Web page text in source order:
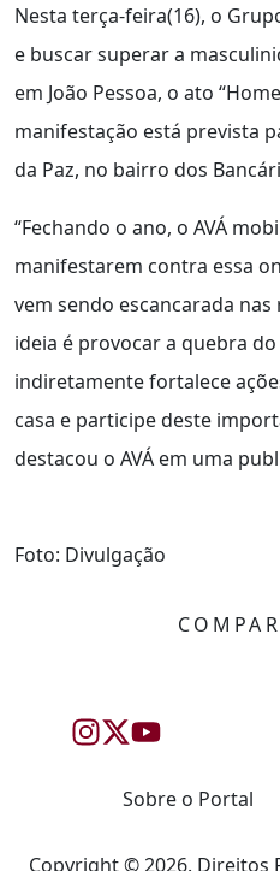
Nesta terça-feira(16), o
e buscar superar a
em João Pessoa, o ato
manifestação está prevista
da Paz, no bairro dos
“Fechando o ano, o AVÁ
manifestarem contra essa
vem sendo escancarada
ideia é provocar a quebra
indiretamente fortalece
casa e participe deste
destacou o AVÁ em uma
Foto: Divulgação
Sobre o Portal
Copyright © 2026. Direitos